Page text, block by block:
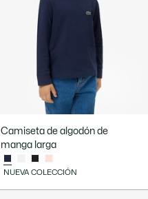
Camiseta de algodón de
manga larga
NUEVA COLECCIÓN